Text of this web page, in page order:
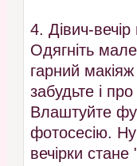
4. Дівич-
Одягніть
гарний макіяж
забудьте і
Влаштуйте
фотосесію.
вечірки